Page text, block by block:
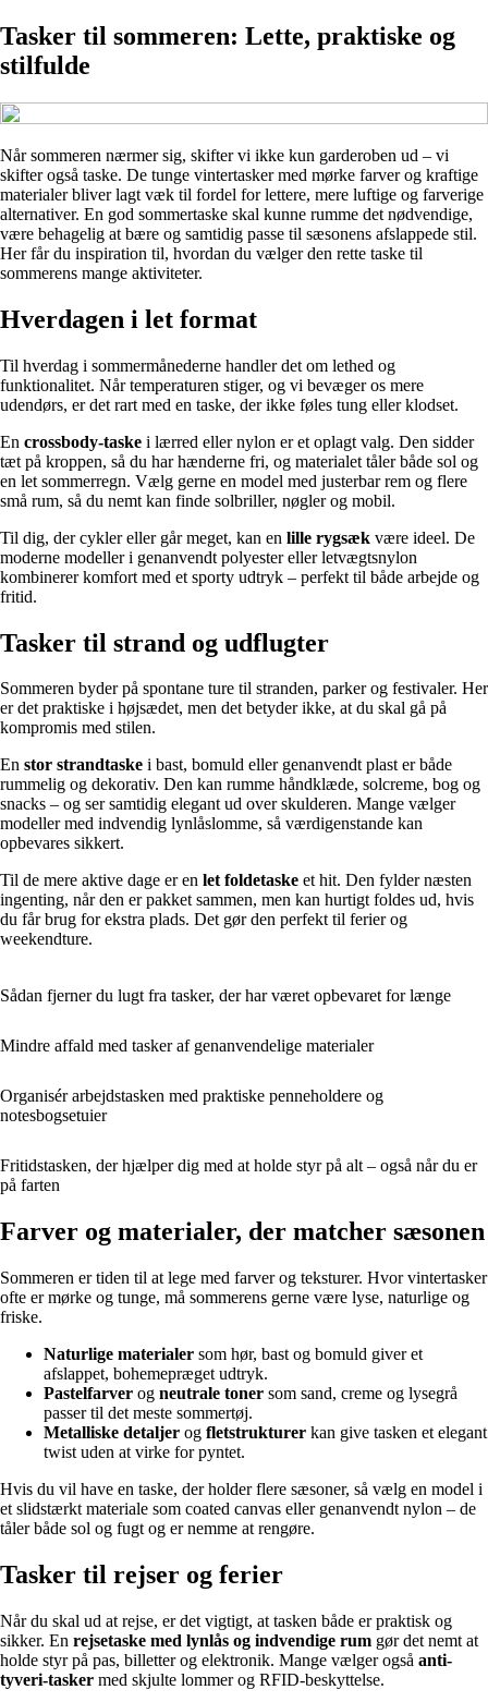
Tasker til sommeren: Lette, praktiske og
stilfulde
Når sommeren nærmer sig, skifter vi ikke kun garderoben ud – vi
skifter også taske. De tunge vintertasker med mørke farver og kraftige
materialer bliver lagt væk til fordel for lettere, mere luftige og farverige
alternativer. En god sommertaske skal kunne rumme det nødvendige,
være behagelig at bære og samtidig passe til sæsonens afslappede stil.
Her får du inspiration til, hvordan du vælger den rette taske til
sommerens mange aktiviteter.
Hverdagen i let format
Til hverdag i sommermånederne handler det om lethed og
funktionalitet. Når temperaturen stiger, og vi bevæger os mere
udendørs, er det rart med en taske, der ikke føles tung eller klodset.
En crossbody-taske i lærred eller nylon er et oplagt valg. Den sidder
tæt på kroppen, så du har hænderne fri, og materialet tåler både sol og
en let sommerregn. Vælg gerne en model med justerbar rem og flere
små rum, så du nemt kan finde solbriller, nøgler og mobil.
Til dig, der cykler eller går meget, kan en lille rygsæk være ideel. De
moderne modeller i genanvendt polyester eller letvægtsnylon
kombinerer komfort med et sporty udtryk – perfekt til både arbejde og
fritid.
Tasker til strand og udflugter
Sommeren byder på spontane ture til stranden, parker og festivaler. Her
er det praktiske i højsædet, men det betyder ikke, at du skal gå på
kompromis med stilen.
En stor strandtaske i bast, bomuld eller genanvendt plast er både
rummelig og dekorativ. Den kan rumme håndklæde, solcreme, bog og
snacks – og ser samtidig elegant ud over skulderen. Mange vælger
modeller med indvendig lynlåslomme, så værdigenstande kan
opbevares sikkert.
Til de mere aktive dage er en let foldetaske et hit. Den fylder næsten
ingenting, når den er pakket sammen, men kan hurtigt foldes ud, hvis
du får brug for ekstra plads. Det gør den perfekt til ferier og
weekendture.
Sådan fjerner du lugt fra tasker, der har været opbevaret for længe
Mindre affald med tasker af genanvendelige materialer
Organisér arbejdstasken med praktiske penneholdere og
notesbogsetuier
Fritidstasken, der hjælper dig med at holde styr på alt – også når du er
på farten
Farver og materialer, der matcher sæsonen
Sommeren er tiden til at lege med farver og teksturer. Hvor vintertasker
ofte er mørke og tunge, må sommerens gerne være lyse, naturlige og
friske.
Naturlige materialer som hør, bast og bomuld giver et
afslappet, bohemepræget udtryk.
Pastelfarver og neutrale toner som sand, creme og lysegrå
passer til det meste sommertøj.
Metalliske detaljer og fletstrukturer kan give tasken et elegant
twist uden at virke for pyntet.
Hvis du vil have en taske, der holder flere sæsoner, så vælg en model i
et slidstærkt materiale som coated canvas eller genanvendt nylon – de
tåler både sol og fugt og er nemme at rengøre.
Tasker til rejser og ferier
Når du skal ud at rejse, er det vigtigt, at tasken både er praktisk og
sikker. En rejsetaske med lynlås og indvendige rum gør det nemt at
holde styr på pas, billetter og elektronik. Mange vælger også anti-
tyveri-tasker med skjulte lommer og RFID-beskyttelse.